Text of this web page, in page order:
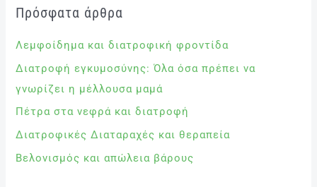
Πρόσφατα άρθρα
Λεμφοίδημα και διατροφική φροντίδα
Διατροφή εγκυμοσύνης: Όλα όσα πρέπει να
γνωρίζει η μέλλουσα μαμά
Πέτρα στα νεφρά και διατροφή
Διατροφικές Διαταραχές και θεραπεία
Βελονισμός και απώλεια βάρους